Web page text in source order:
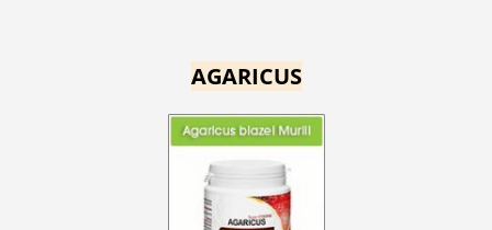
AGARICUS